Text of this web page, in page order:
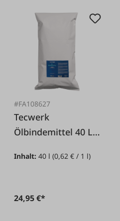
#FA108627
Tecwerk
Ölbindemittel 40 L /
Inhalt:40 l(0,62 € / 1 l)
24,95 €*